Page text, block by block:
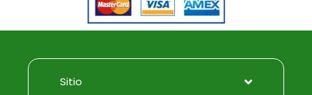
Sitio